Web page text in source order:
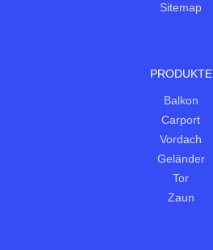
Sitemap
PRODUKTE
Balkon
Carport
Vordach
Geländer
Tor
Zaun